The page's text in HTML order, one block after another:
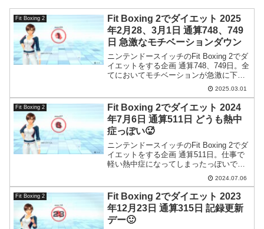
Fit Boxing 2
Fit Boxing 2でダイエット 2025
年2月28、3月1日 通算748、749
日 急激なモチベーションダウン
ニンテンドースイッチのFit Boxing 2でダ
イエットをする企画 通算748、749日。全
てにおいてモチベーションが急激に下が
2025.03.01
Fit Boxing 2
Fit Boxing 2でダイエット 2024
年7月6日 通算511日 どうも熱中
症っぽい🥵
ニンテンドースイッチのFit Boxing 2でダ
イエットをする企画 通算511日。仕事で
軽い熱中症になってしまったっぽいで
2024.07.06
Fit Boxing 2
Fit Boxing 2でダイエット 2023
年12月23日 通算315日 記録更新
デー🙂